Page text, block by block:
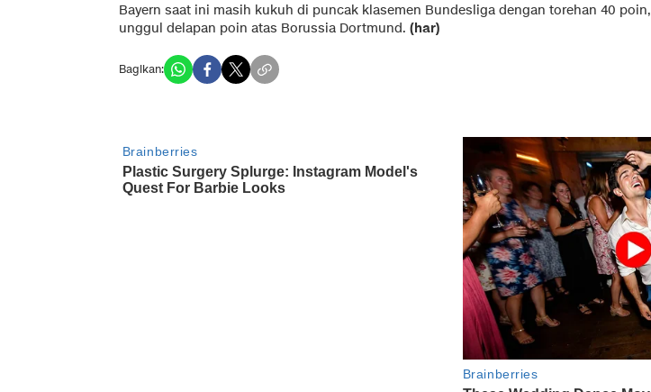
Bayern saat ini masih kukuh di puncak klasemen Bundesliga dengan torehan 40 poin,
unggul delapan poin atas Borussia Dortmund. (har)
Bagikan: